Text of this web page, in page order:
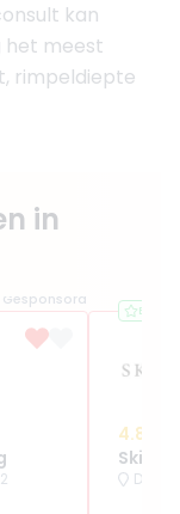
kan
het meest
rimpeldiepte
in
Gesponsord
Best
4.8
Den